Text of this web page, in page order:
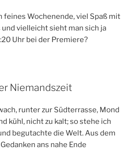
feines Wochenende, viel Spaß mit
vielleicht sieht man sich ja
Uhr bei der Premiere?
Niemandszeit
runter zur Südterrasse, Mond
kühl, nicht zu kalt; so stehe ich
begutachte die Welt. Aus dem
ans nahe Ende